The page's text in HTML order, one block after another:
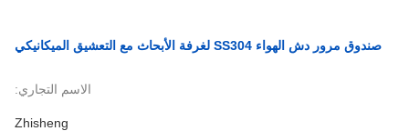
صندوق مرور دش الهواء SS304 لغرفة الأبحاث مع التعشيق الميكانيكي
الاسم التجاري:
Zhisheng